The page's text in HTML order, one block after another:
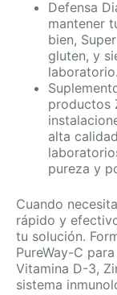
Defensa
mantener
bien,
gluten, y
laboratorio.
productos
alta
pureza y
Cuando
rápido y
tu solución.
PureWay-C
Vitamina D-3,
sistema